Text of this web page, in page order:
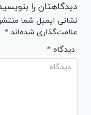
دیدگاهتان را
نشانی ایمیل شما
علامت‌گذاری شده‌اند *
* دیدگاه